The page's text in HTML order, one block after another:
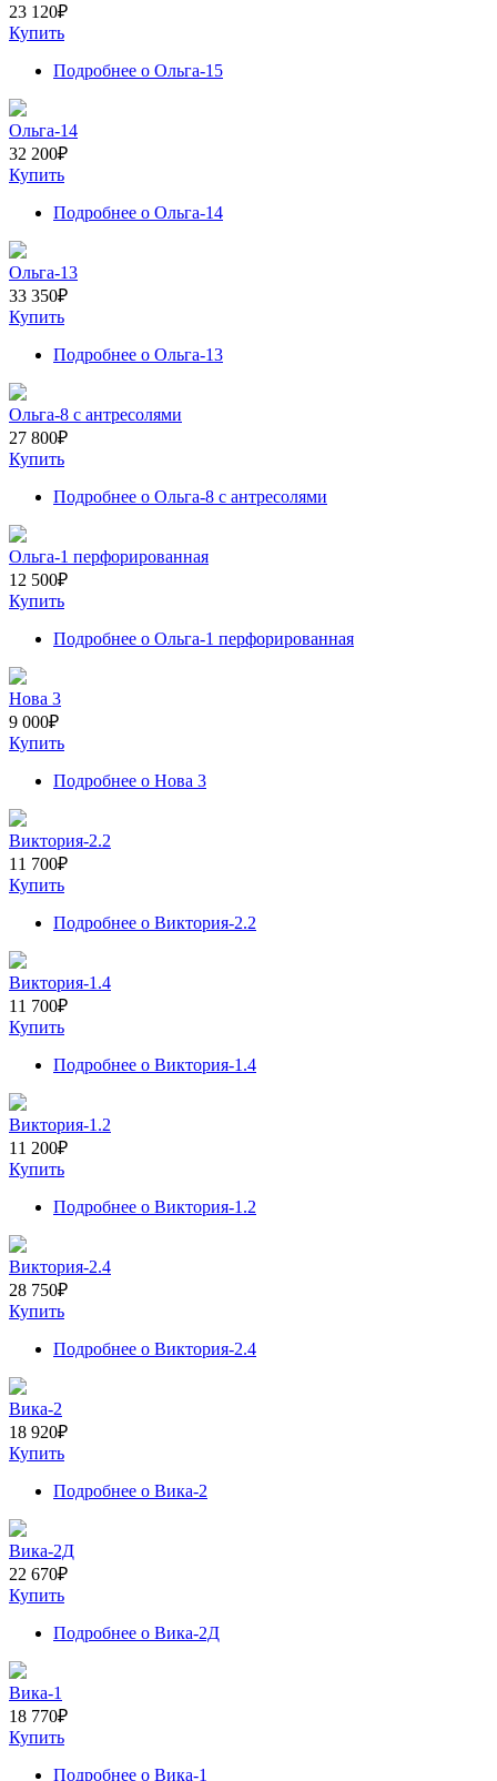
23 120₽
Купить
Подробнее о Ольга-15
Ольга-14
32 200₽
Купить
Подробнее о Ольга-14
Ольга-13
33 350₽
Купить
Подробнее о Ольга-13
Ольга-8 с антресолями
27 800₽
Купить
Подробнее о Ольга-8 с антресолями
Ольга-1 перфорированная
12 500₽
Купить
Подробнее о Ольга-1 перфорированная
Нова 3
9 000₽
Купить
Подробнее о Нова 3
Виктория-2.2
11 700₽
Купить
Подробнее о Виктория-2.2
Виктория-1.4
11 700₽
Купить
Подробнее о Виктория-1.4
Виктория-1.2
11 200₽
Купить
Подробнее о Виктория-1.2
Виктория-2.4
28 750₽
Купить
Подробнее о Виктория-2.4
Вика-2
18 920₽
Купить
Подробнее о Вика-2
Вика-2Д
22 670₽
Купить
Подробнее о Вика-2Д
Вика-1
18 770₽
Купить
Подробнее о Вика-1